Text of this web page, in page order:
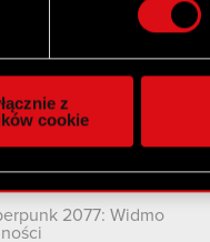
plików cookie
do
i
lub uzyskanymi
plików cookie.
z
cookie
2077: Widmo